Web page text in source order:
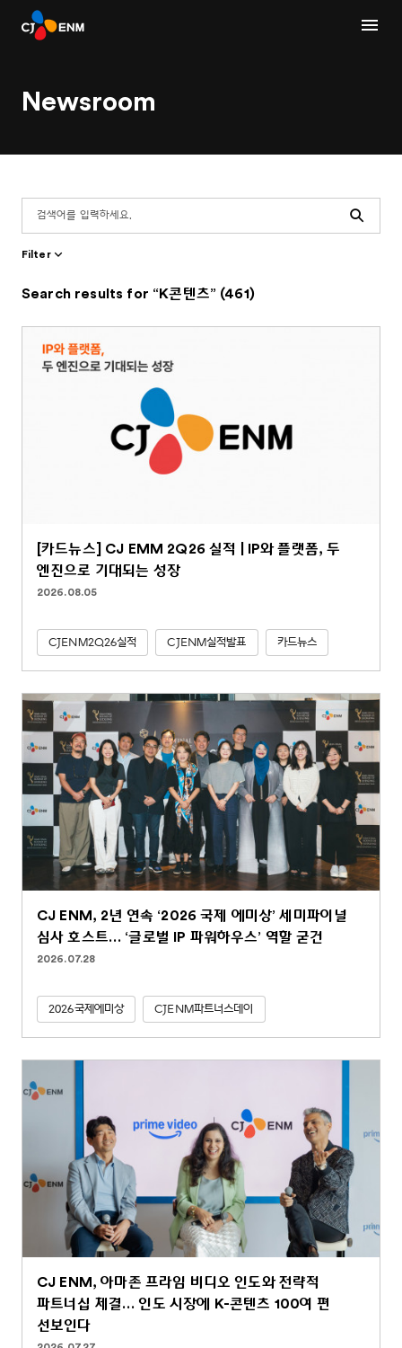
Newsroom
Search
Filter
Search results for “K콘텐츠” (461)
[카드뉴스] CJ EMM 2Q26 실적 | IP와 플랫폼, 두
엔진으로 기대되는 성장
2026.08.05
CJENM2Q26실적 CJENM실적발표 카드뉴스
CJ ENM, 2년 연속 ‘2026 국제 에미상’ 세미파이널
심사 호스트… ‘글로벌 IP 파워하우스’ 역할 굳건
2026.07.28
2026국제에미상 CJENM파트너스데이
CJ ENM, 아마존 프라임 비디오 인도와 전략적
파트너십 체결… 인도 시장에 K-콘텐츠 100여 편
선보인다